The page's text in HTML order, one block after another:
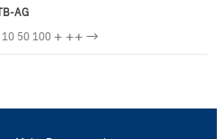
AG
10 50100 + ++→